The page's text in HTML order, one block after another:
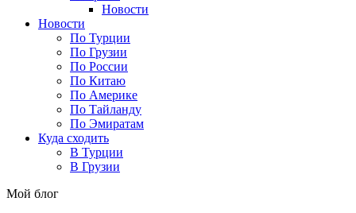
Новости
Новости
По Турции
По Грузии
По России
По Китаю
По Америке
По Тайланду
По Эмиратам
Куда сходить
В Турции
В Грузии
Мой блог